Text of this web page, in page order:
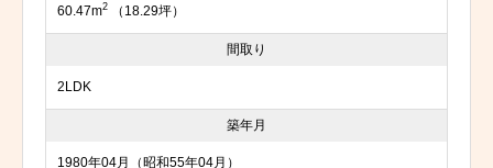
60.47m2 （18.29坪）
間取り
2LDK
築年月
1980年04月（昭和55年04月）